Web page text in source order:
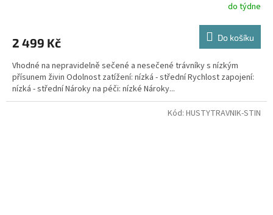
do týdne
2 499 Kč Do košíku
Vhodné na nepravidelně sečené a nesečené trávníky s nízkým
přísunem živin Odolnost zatížení: nízká - střední Rychlost zapojení:
nízká - střední Nároky na péči: nízké Nároky...
Kód: HUSTYTRAVNIK-STIN